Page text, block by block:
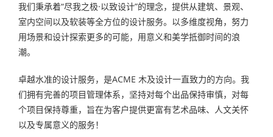
我们秉承着“尽我之极·以致设计”的理念，提供从建筑、景观、
室内空间以及软装等全方位的设计服务。以多维度视角，努力
用场景和设计探索更多的可能，用意义和美学抵御时间的浪
潮。
卓越水准的设计服务，是ACME 木及设计一直致力的方向。我
们拥有完善的项目管理体系，坚持对每个出品保持审慎，对每
个项目保持尊重，旨在为客户提供更富有艺术品味、人文关怀
以及专属意义的服务！